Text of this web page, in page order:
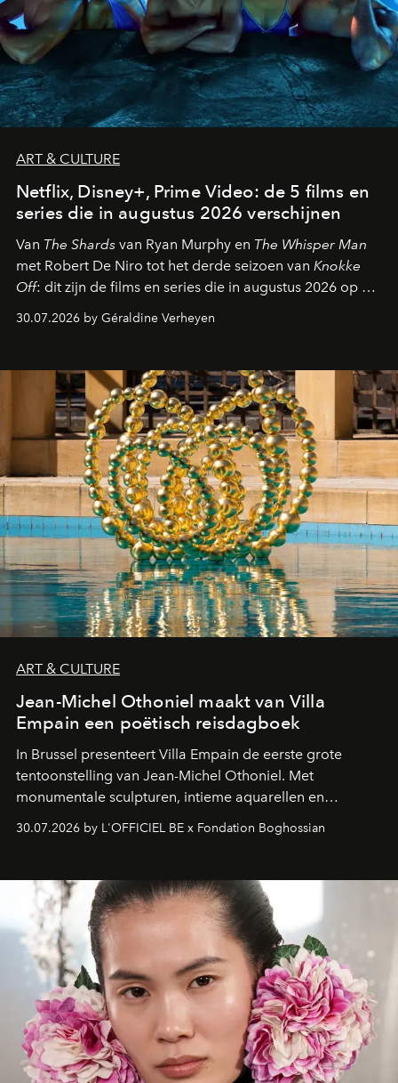
ART & CULTURE
Netflix, Disney+, Prime Video: de 5 films en
series die in augustus 2026 verschijnen
Van The Shards van Ryan Murphy en The Whisper Man
met Robert De Niro tot het derde seizoen van Knokke
Off: dit zijn de films en series die in augustus 2026 op de
streamingplatformen verschijnen.
30.07.2026 by Géraldine Verheyen
ART & CULTURE
Jean-Michel Othoniel maakt van Villa
Empain een poëtisch reisdagboek
In Brussel presenteert Villa Empain de eerste grote
tentoonstelling van Jean-Michel Othoniel. Met
monumentale sculpturen, intieme aquarellen en
fonkelend Murano-glas creëert de Franse kunstenaar
een emotionele reis waarin elk werk de herinnering
moment van verwondering.
30.07.2026 by L'OFFICIEL BE x Fondation Boghossian